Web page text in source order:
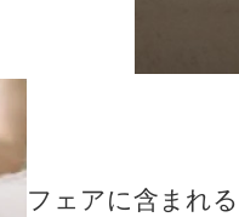
フェアに含まれ